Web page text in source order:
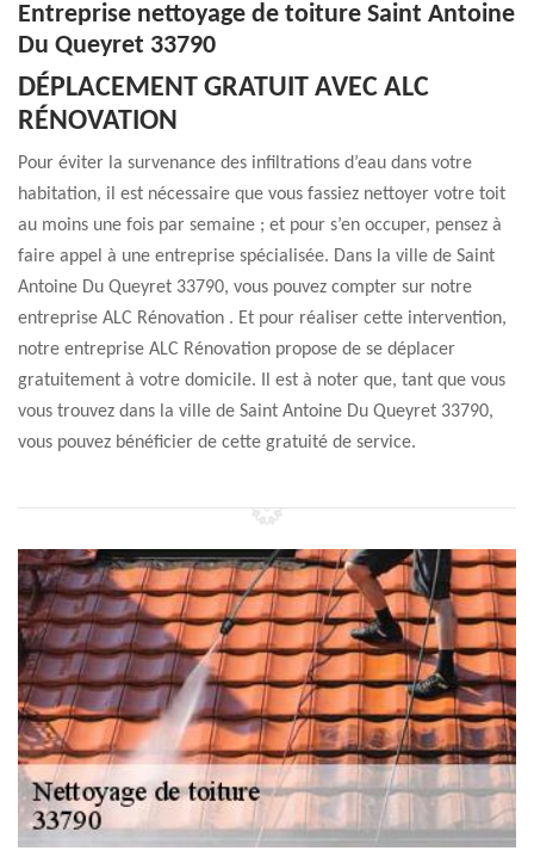
Entreprise nettoyage de toiture Saint Antoine
Du Queyret 33790
DÉPLACEMENT GRATUIT AVEC ALC
RÉNOVATION
Pour éviter la survenance des infiltrations d’eau dans votre
habitation, il est nécessaire que vous fassiez nettoyer votre toit
au moins une fois par semaine ; et pour s’en occuper, pensez à
faire appel à une entreprise spécialisée. Dans la ville de Saint
Antoine Du Queyret 33790, vous pouvez compter sur notre
entreprise ALC Rénovation . Et pour réaliser cette intervention,
notre entreprise ALC Rénovation propose de se déplacer
gratuitement à votre domicile. Il est à noter que, tant que vous
vous trouvez dans la ville de Saint Antoine Du Queyret 33790,
vous pouvez bénéficier de cette gratuité de service.